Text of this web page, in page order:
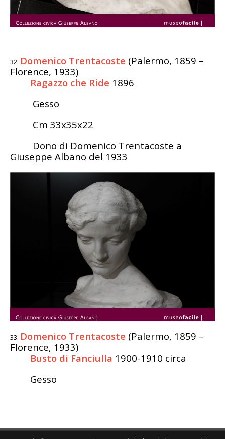
Domenico Trentacoste (Palermo, 1859 –
Florence, 1933)
Ragazzo che Ride 1896
Gesso
Cm 33x35x22
Dono di Domenico Trentacoste a
Giuseppe Albano del 1933
Domenico Trentacoste (Palermo, 1859 –
Florence, 1933)
Busto di Fanciulla 1900-1910 circa
Gesso